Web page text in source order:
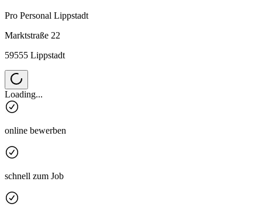
Pro Personal Lippstadt
Marktstraße 22
59555 Lippstadt
Loading...
online bewerben
schnell zum Job